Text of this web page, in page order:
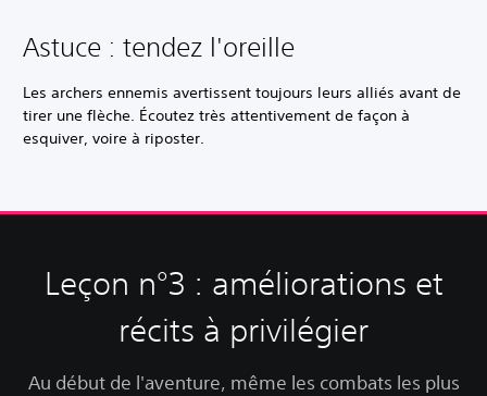
Astuce : tendez l'oreille
Les archers ennemis avertissent toujours leurs alliés avant de
tirer une flèche. Écoutez très attentivement de façon à
esquiver, voire à riposter.
Leçon n°3 : améliorations et
récits à privilégier
Au début de l'aventure, même les combats les plus